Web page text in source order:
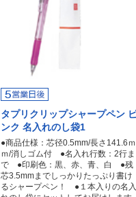
タプリクリップシャープペン
ンク 名入れのし袋1
●商品仕様：芯径0.5mm/長さ141.6ｍ
ｍ/消しゴム付 ●名入れ行数：2行ま
で ●印刷色：黒、赤、青、白 ●残
芯3.5mmまでしっかりたっぷり書け
るシャープペン！ ●１本入りの名入